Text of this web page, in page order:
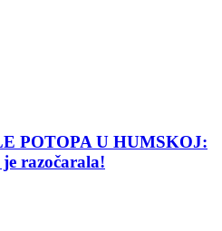
POTOPA U HUMSKOJ:
razočarala!